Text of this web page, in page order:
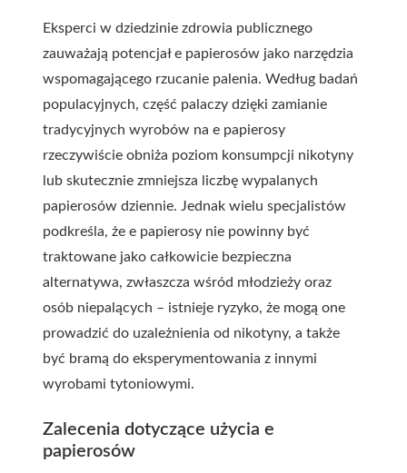
Eksperci w dziedzinie zdrowia publicznego
zauważają potencjał e papierosów jako narzędzia
wspomagającego rzucanie palenia. Według badań
populacyjnych, część palaczy dzięki zamianie
tradycyjnych wyrobów na e papierosy
rzeczywiście obniża poziom konsumpcji nikotyny
lub skutecznie zmniejsza liczbę wypalanych
papierosów dziennie. Jednak wielu specjalistów
podkreśla, że e papierosy nie powinny być
traktowane jako całkowicie bezpieczna
alternatywa, zwłaszcza wśród młodzieży oraz
osób niepalących – istnieje ryzyko, że mogą one
prowadzić do uzależnienia od nikotyny, a także
być bramą do eksperymentowania z innymi
wyrobami tytoniowymi.
Zalecenia dotyczące użycia e
papierosów